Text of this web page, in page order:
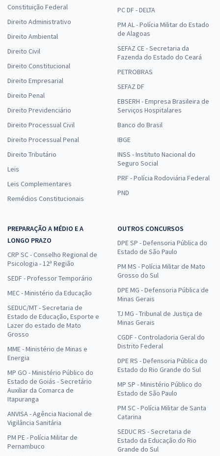
Constituição Federal
Direito Administrativo
Direito Ambiental
Direito Civil
Direito Constitucional
Direito Empresarial
Direito Penal
Direito Previdenciário
Direito Processual Civil
Direito Processual Penal
Direito Tributário
Leis
Leis Complementares
Remédios Constitucionais
PC DF - DELTA
PM AL - Polícia Militar do Estado
de Alagoas
SEFAZ CE - Secretaria da
Fazenda do Estado do Ceará
PETROBRAS
SEFAZ DF
EBSERH - Empresa Brasileira de
Serviços Hospitalares
Banco do Brasil
IBGE
INSS - Instituto Nacional do
Seguro Social
PRF - Polícia Rodoviária Federal
PND
PREPARAÇÃO A MÉDIO E A
LONGO PRAZO
CRP SC - Conselho Regional de
Psicologia - 12ª Região
SEDF - Professor Temporário
MEC - Ministério da Educação
SEDUC/MT - Secretaria de
Estado de Educação, Esporte e
Lazer do estado de Mato
Grosso
MME - Ministério de Minas e
Energia
MP GO - Ministério Público do
Estado de Goiás - Secretário
Auxiliar da Comarca de
Itapuranga
ANVISA - Agência Nacional de
Vigilância Sanitária
PM PE - Polícia Militar de
Pernambuco
OUTROS CONCURSOS
DPE SP - Defensoria Pública do
Estado de São Paulo
PM MS - Polícia Militar de Mato
Grosso do Sul
DPE MG - Defensoria Pública de
Minas Gerais
TJ MG - Tribunal de Justiça de
Minas Gerais
CGDF - Controladoria Geral do
Distrito Federal
DPE RS - Defensoria Pública do
Estado do Rio Grande do Sul
MP SP - Ministério Público do
Estado de São Paulo
PM SC - Polícia Militar de Santa
Catarina
SEDUC RS - Secretaria de
Estado da Educação do Rio
Grande do Sul